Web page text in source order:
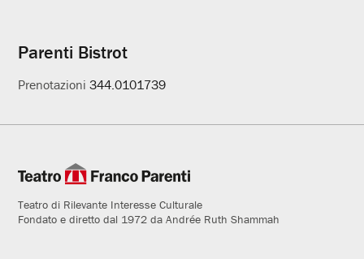
Parenti Bistrot
Prenotazioni344.0101739
Teatro di Rilevante Interesse Culturale
Fondato e diretto dal 1972 da Andrée Ruth Shammah